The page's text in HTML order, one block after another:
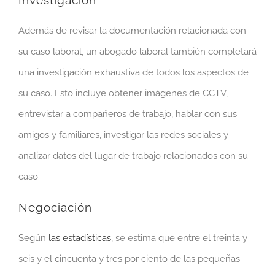
Además de revisar la documentación relacionada con
su caso laboral, un abogado laboral también completará
una investigación exhaustiva de todos los aspectos de
su caso. Esto incluye obtener imágenes de CCTV,
entrevistar a compañeros de trabajo, hablar con sus
amigos y familiares, investigar las redes sociales y
analizar datos del lugar de trabajo relacionados con su
caso.
Negociación
Según las estadísticas, se estima que entre el treinta y
seis y el cincuenta y tres por ciento de las pequeñas